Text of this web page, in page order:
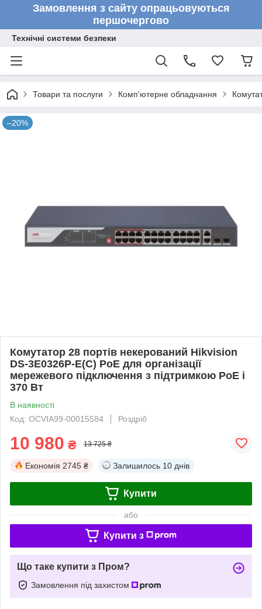
Замовлення з сайту опрацьовуються
першочергово
Технічні системи безпеки
Товари та послуги Комп'ютерне обладнання
–20%
Комутатор 28 портів некерований Hikvision
DS-3E0326P-E(C) PoE для організації
мережевого підключення з підтримкою PoE і
370 Вт
В наявності
Код: OCVIA99-00015584
Роздріб
10 980 ₴ 13 725 ₴
Економія 2745 ₴ Залишилось 10 днів
Купити
або
Купити з
Що таке купити з Пром?
Замовлення під захистом